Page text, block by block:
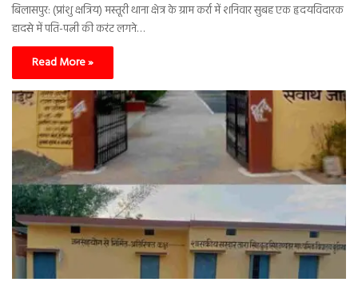
बिलासपुर: (प्रांशु क्षत्रिय) मस्तूरी थाना क्षेत्र के ग्राम कर्रा में शनिवार सुबह एक हृदयविदारक
हादसे में पति-पत्नी की करंट लगने…
Read More »